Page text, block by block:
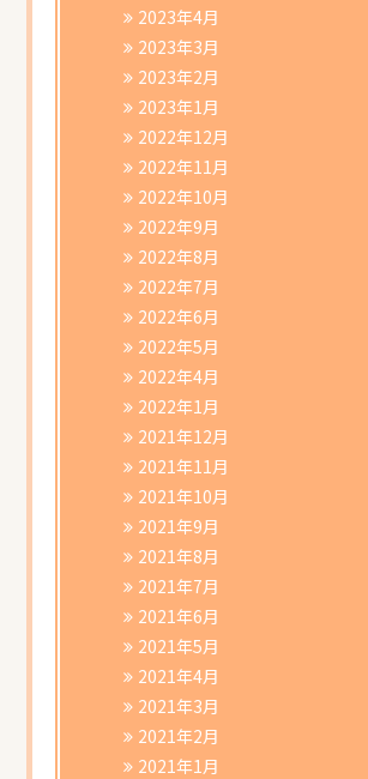
2023年4月
2023年3月
2023年2月
2023年1月
2022年12月
2022年11月
2022年10月
2022年9月
2022年8月
2022年7月
2022年6月
2022年5月
2022年4月
2022年1月
2021年12月
2021年11月
2021年10月
2021年9月
2021年8月
2021年7月
2021年6月
2021年5月
2021年4月
2021年3月
2021年2月
2021年1月